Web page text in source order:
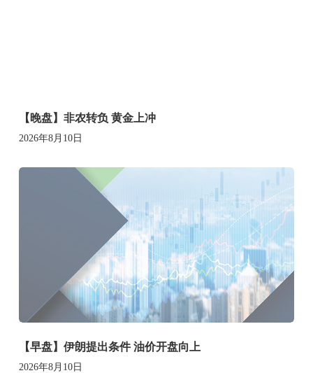
【晚盘】非农转负 黄金上冲
2026年8月10日
【早盘】伊朗提出条件 油价开盘向上
2026年8月10日